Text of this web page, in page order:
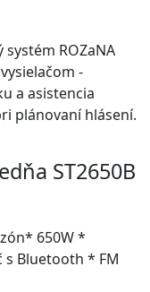
ROZaNA
-
a asistencia
plánovaní hlásení.
ST2650B
650W *
s Bluetooth * FM